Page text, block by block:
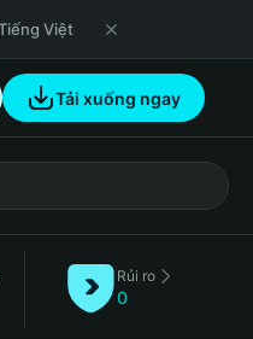
Việt
Tải xuống ngay
Rủi ro
0